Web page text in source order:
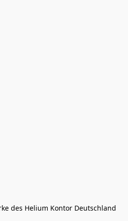
des Helium Kontor Deutschland